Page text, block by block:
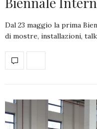
Dal 23 maggio la prima
di mostre, installazioni,